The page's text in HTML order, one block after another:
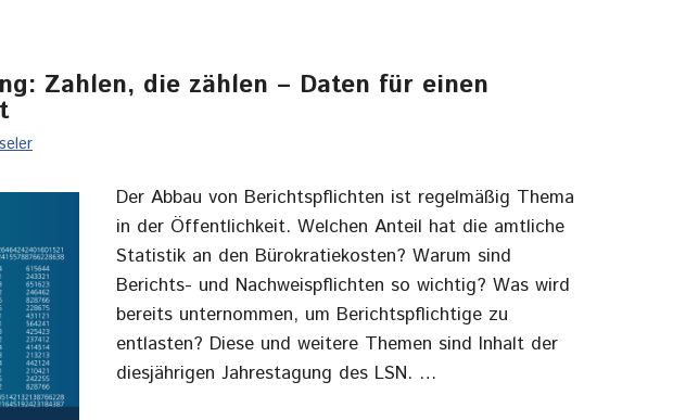
Zahlen, die zählen – Daten für einen
Der Abbau von Berichtspflichten ist regelmäßig Thema
in der Öffentlichkeit. Welchen Anteil hat die amtliche
Statistik an den Bürokratiekosten? Warum sind
Berichts- und Nachweispflichten so wichtig? Was wird
bereits unternommen, um Berichtspflichtige zu
entlasten? Diese und weitere Themen sind Inhalt der
diesjährigen Jahrestagung des LSN. …